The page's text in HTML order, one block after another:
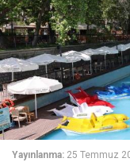
Yayınlanma: 25 Temmuz